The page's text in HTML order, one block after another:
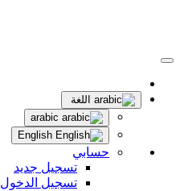
اللغة
حسابي
تسجيل جديد
تسجيل الدخول